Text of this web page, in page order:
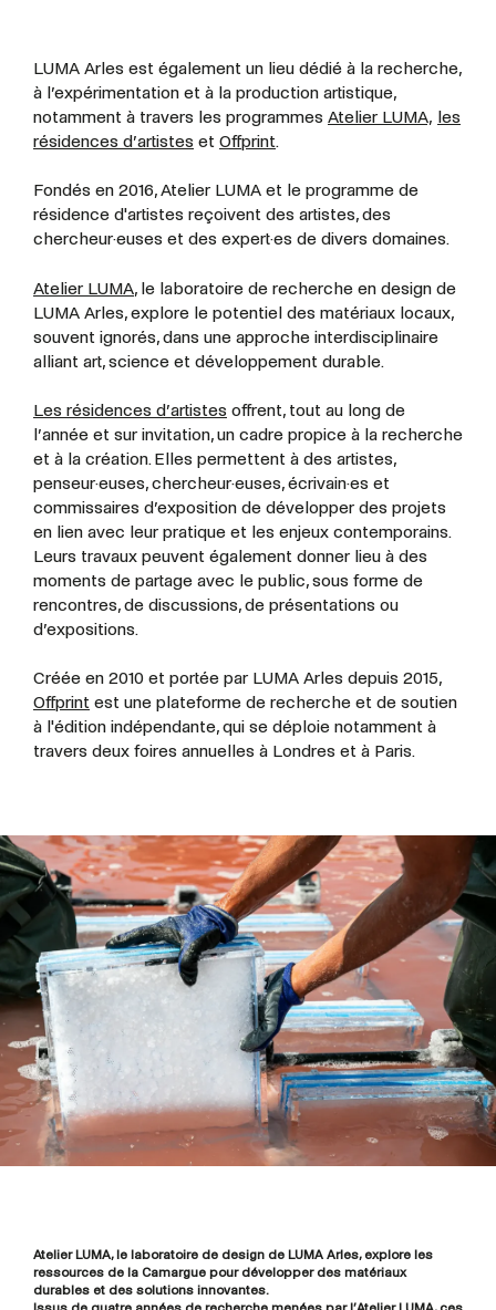
LUMA Arles est également un lieu dédié à la recherche,
à l’expérimentation et à la production artistique,
notamment à travers les programmes Atelier LUMA, les
résidences d’artistes et Offprint.
Fondés en 2016, Atelier LUMA et le programme de
résidence d'artistes reçoivent des artistes, des
chercheur·euses et des expert·es de divers domaines.
Atelier LUMA, le laboratoire de recherche en design de
LUMA Arles, explore le potentiel des matériaux locaux,
souvent ignorés, dans une approche interdisciplinaire
alliant art, science et développement durable.
Les résidences d’artistes offrent, tout au long de
l’année et sur invitation, un cadre propice à la recherche
et à la création. Elles permettent à des artistes,
penseur·euses, chercheur·euses, écrivain·es et
commissaires d’exposition de développer des projets
en lien avec leur pratique et les enjeux contemporains.
Leurs travaux peuvent également donner lieu à des
moments de partage avec le public, sous forme de
rencontres, de discussions, de présentations ou
d’expositions.
Créée en 2010 et portée par LUMA Arles depuis 2015,
Offprint est une plateforme de recherche et de soutien
à l'édition indépendante, qui se déploie notamment à
travers deux foires annuelles à Londres et à Paris.
Atelier LUMA, le laboratoire de design de LUMA Arles, explore les
ressources de la Camargue pour développer des matériaux
durables et des solutions innovantes.